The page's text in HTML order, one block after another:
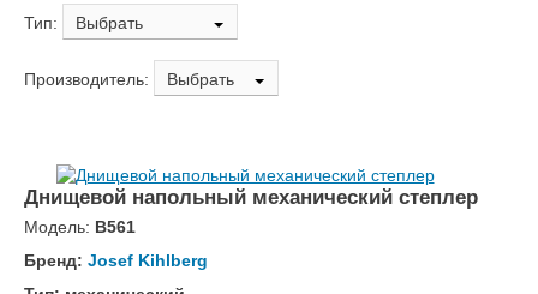
Тип: Выбрать
Производитель: Выбрать
Днищевой напольный механический степлер
Модель: B561
Бренд: Josef Kihlberg